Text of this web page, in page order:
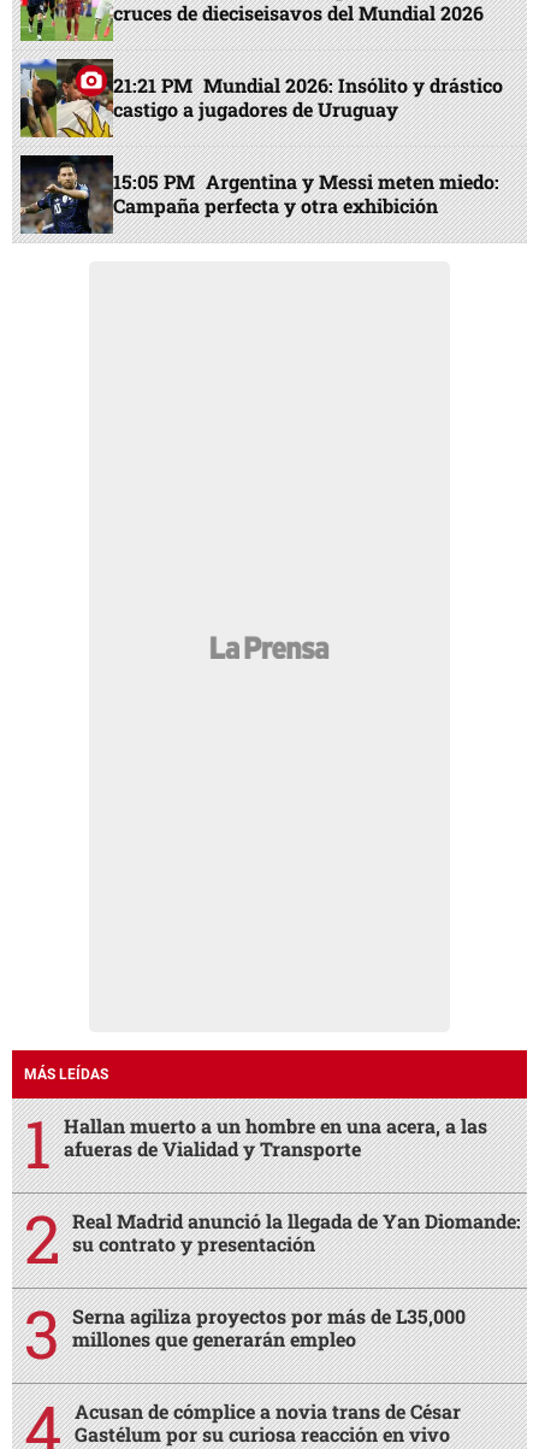
cruces de dieciseisavos del Mundial 2026
21:21 PM Mundial 2026: Insólito y drástico
castigo a jugadores de Uruguay
15:05 PM Argentina y Messi meten miedo:
Campaña perfecta y otra exhibición
MÁS LEÍDAS
Hallan muerto a un hombre en una acera, a las
afueras de Vialidad y Transporte
Real Madrid anunció la llegada de Yan Diomande:
su contrato y presentación
Serna agiliza proyectos por más de L35,000
millones que generarán empleo
Acusan de cómplice a novia trans de César
Gastélum por su curiosa reacción en vivo